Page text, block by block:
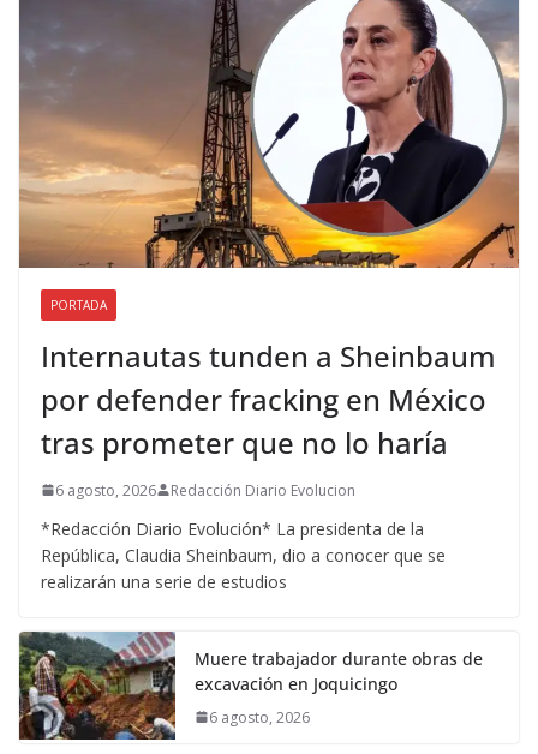
PORTADA
Internautas tunden a Sheinbaum
por defender fracking en México
tras prometer que no lo haría
6 agosto, 2026 Redacción Diario Evolucion
*Redacción Diario Evolución* La presidenta de la
República, Claudia Sheinbaum, dio a conocer que se
realizarán una serie de estudios
Muere trabajador durante obras de
excavación en Joquicingo
6 agosto, 2026